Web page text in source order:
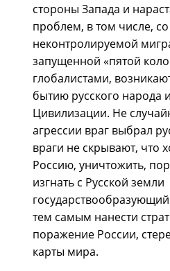
стороны Запада и
проблем, в том числе,
неконтролируемой
запущенной «пятой
глобалистами,
бытию русского народа
Цивилизации. Не
агрессии враг выбрал
враги не скрывают, что
Россию, уничтожить,
изгнать с Русской земли
тем самым нанести
поражение России,
карты мира.